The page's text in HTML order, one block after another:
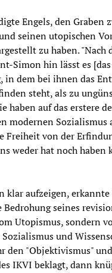
Engels, den Graben
seinen utopischen
zu haben. "Nach
Simon hin lässt es
in dem bei ihnen das
steht, als zu
haben auf das erstere
modernen Sozialismus
Freiheit von der
weder hat noch haben
klar aufzeigen,
Bedrohung seines
Utopismus, sondern
und
den "Objektivismus"
IKVI beklagt, dann